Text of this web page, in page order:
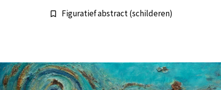
bookmark_border Figuratief abstract (schilderen)